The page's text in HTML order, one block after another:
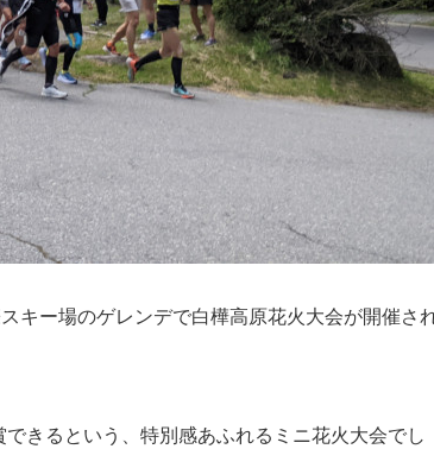
キー場のゲレンデで白樺高原花火大会が開催さ
きるという、特別感あふれるミニ花火大会でし